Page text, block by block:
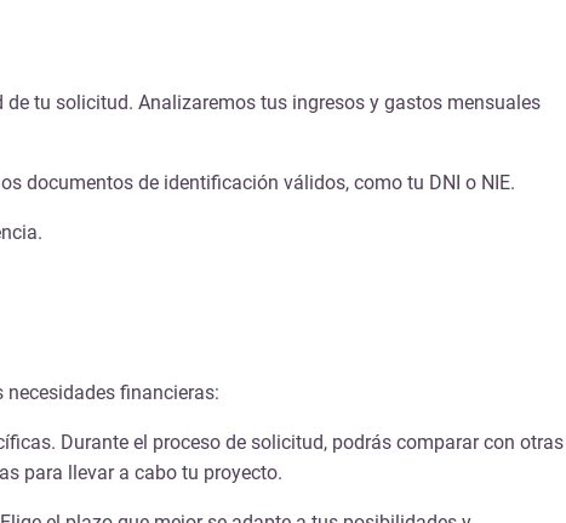
tu solicitud. Analizaremos tus ingresos y gastos mensuales
documentos de identificación válidos, como tu DNI o NIE.
financieras:
Durante el proceso de solicitud, podrás comparar con otras
para llevar a cabo tu proyecto.